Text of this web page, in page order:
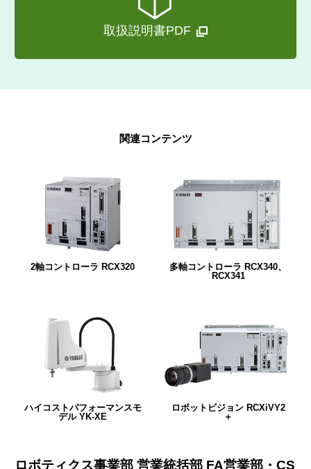
取扱説明書PDF
関連コンテンツ
2軸コントローラ RCX320
多軸コントローラ RCX340、
RCX341
ハイコストパフォーマンスモ
デル YK-XE
ロボットビジョン RCXiVY2
＋
ロボティクス事業部 営業統括部 FA営業部・CS